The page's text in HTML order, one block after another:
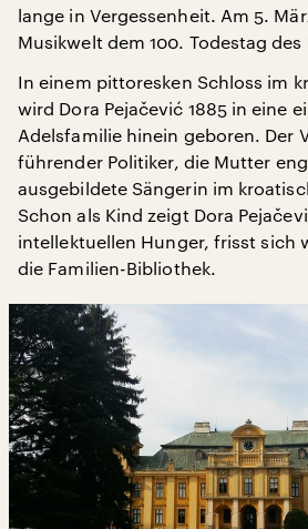
lange in Vergessenheit. Am 5.
Musikwelt dem 100. Todestag
In einem pittoresken Schloss im
wird Dora Pejačević 1885 in eine
Adelsfamilie hinein geboren. Der
führender Politiker, die Mutter
ausgebildete Sängerin im
Schon als Kind zeigt Dora
intellektuellen Hunger, frisst sich
die Familien-Bibliothek.